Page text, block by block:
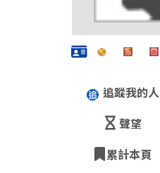
追蹤我的人
聲望
累計本頁